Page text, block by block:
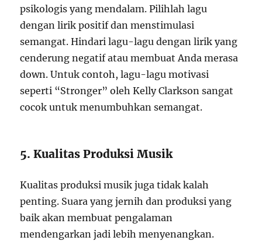
psikologis yang mendalam. Pilihlah lagu
dengan lirik positif dan menstimulasi
semangat. Hindari lagu-lagu dengan lirik yang
cenderung negatif atau membuat Anda merasa
down. Untuk contoh, lagu-lagu motivasi
seperti “Stronger” oleh Kelly Clarkson sangat
cocok untuk menumbuhkan semangat.
5. Kualitas Produksi Musik
Kualitas produksi musik juga tidak kalah
penting. Suara yang jernih dan produksi yang
baik akan membuat pengalaman
mendengarkan jadi lebih menyenangkan.